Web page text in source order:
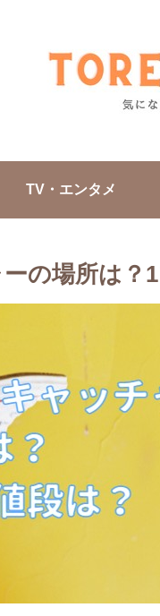
TV・エンタメ
の場所は？